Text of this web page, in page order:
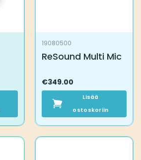
19080500
ReSound Multi Mic
€349.00
Lisää
ostoskoriin